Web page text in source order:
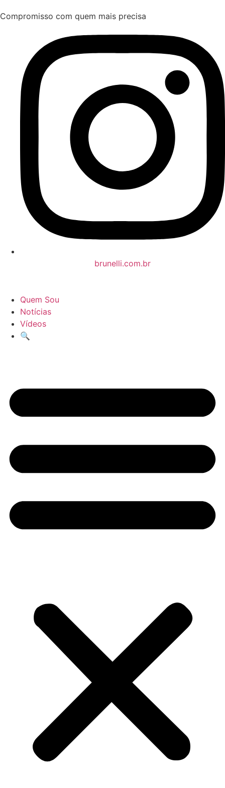
Compromisso com quem mais precisa
brunelli.com.br
Quem Sou
Notícias
Vídeos
🔍